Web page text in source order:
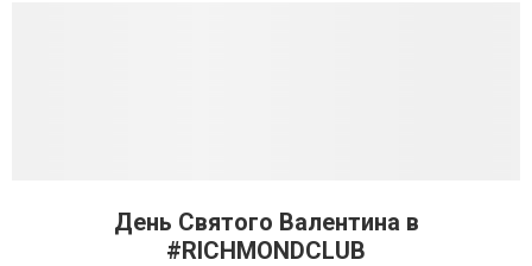
День Святого Валентина в
#RICHMONDCLUB